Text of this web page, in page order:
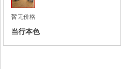
暂无价格
当行本色